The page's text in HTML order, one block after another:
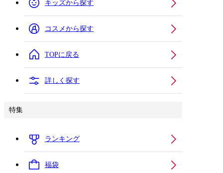
キッズから探す
コスメから探す
TOPに戻る
詳しく探す
特集
ランキング
福袋